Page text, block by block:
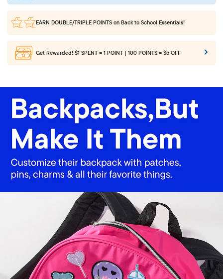
EARN DOUBLE/TRIPLE POINTS on Back to School Essentials!
Get Rewarded! $1 SPENT = 1 POINT | 100 POINTS = $5 OFF